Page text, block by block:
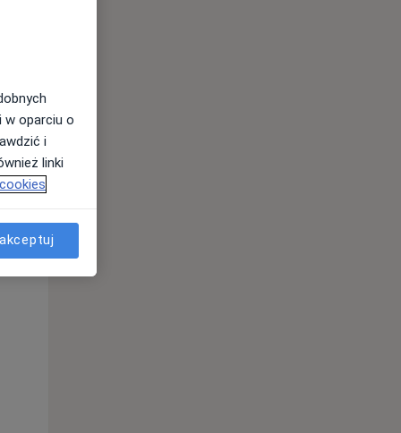
Pon,
w oparciu o
i
linki